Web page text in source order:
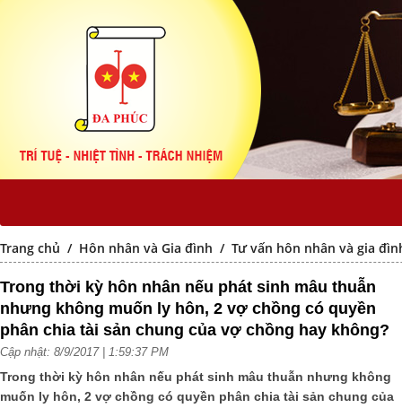
Trang chủ / Hôn nhân và Gia đình / Tư vấn hôn nhân và gia
Trong thời kỳ hôn nhân nếu phát sinh mâu thuẫn
nhưng không muốn ly hôn, 2 vợ chồng có quyền
phân chia tài sản chung của vợ chồng hay không?
Cập nhật: 8/9/2017 | 1:59:37 PM
Trong thời kỳ hôn nhân nếu phát sinh mâu thuẫn nhưng không
muốn ly hôn, 2 vợ chồng có quyền phân chia tài sản chung của